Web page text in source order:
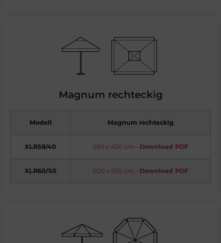
Magnum rechteckig
Modell Magnum rechteckig
XLR58/40 580 x 400 cm – Download PDF
XLR60/50 600 x 500 cm – Download PDF